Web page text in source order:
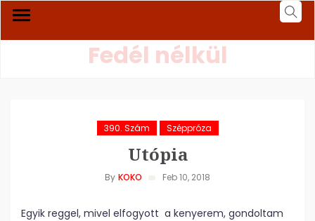
Fedél nélkül
390. Szám Széppróza
Utópia
By KOKO Feb 10, 2018
Egyik reggel, mivel elfogyott a kenyerem, gondoltam